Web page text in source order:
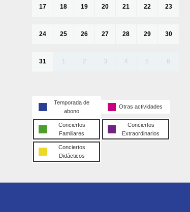
17 18 19 20 21 22 23
24 25 26 27 28 29 30
31 1 2 3 4 5 6
Temporada de
abono
Otras actividades
Conciertos
Familiares
Conciertos
Extraordinarios
Conciertos
Didácticos